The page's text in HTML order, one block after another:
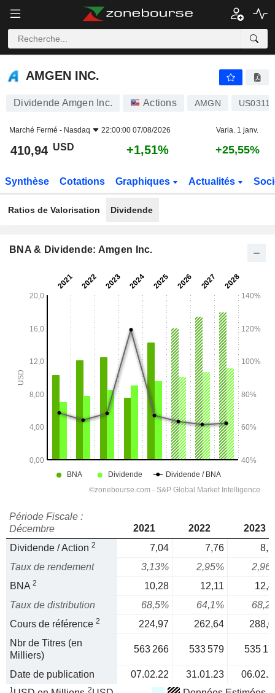
AMGEN INC.
AMGEN INC.
Dividende Amgen Inc. Actions AMGN
Marché Fermé - Nasdaq 22:00:00 07/08/2026 Varia. 1 janv.
410,94 USD +1,51% +25,55%
Synthèse Cotations Graphiques Actualités
Ratios de Valorisation Dividende
BNA & Dividende: Amgen Inc.
Période Fiscale :
Décembre
2021 2022
2023
Dividende / Action 2 7,04 7,76
Taux de rendement
3,13% 2,95%
BNA 2 10,28 12,11
Taux de distribution
68,5% 64,1%
Cours de référence 2 224,97 262,64
Nbr de Titres (en
Milliers)
563 266 533 579 535
Date de publication 07.02.22 31.01.23
1 2